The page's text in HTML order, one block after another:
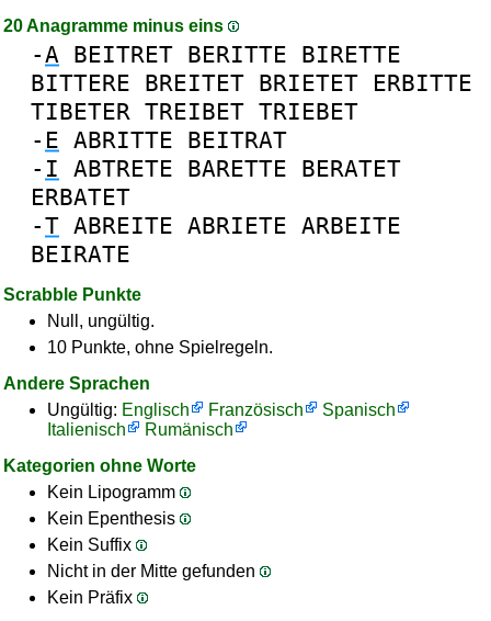
20 Anagramme minus eins
-A BEITRET BERITTE BIRETTE
BITTERE BREITET BRIETET ERBITTE
TIBETER TREIBET TRIEBET
- E ABRITTE BEITRAT
- I ABTRETE BARETTE BERATET
ERBATET
-T ABREITE ABRIETE ARBEITE
BEIRATE
Scrabble Punkte
Null, ungültig.
10 Punkte, ohne Spielregeln.
Andere Sprachen
Ungültig: Englisch Französisch
Spanisch
Italienisch
Rumänisch
Kategorien ohne Worte
Kein Lipogramm
Kein Epenthesis
Kein Suffix
Nicht in der Mitte gefunden
Kein Präfix